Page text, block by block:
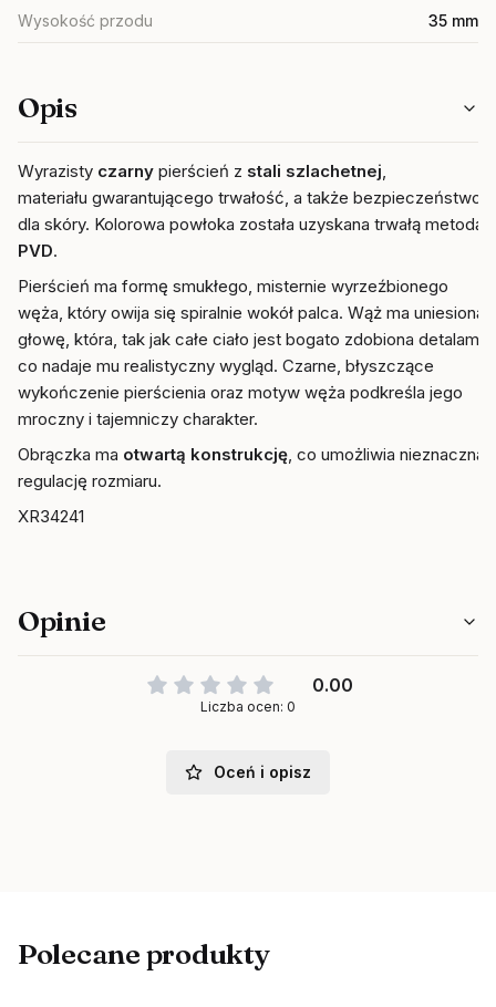
Wysokość przodu 35 mm
Opis
Wyrazisty czarny pierścień z stali szlachetnej,
materiału gwarantującego trwałość, a także bezpieczeństwo
dla skóry. Kolorowa powłoka została uzyskana trwałą metodą
PVD.
Pierścień ma formę smukłego, misternie wyrzeźbionego
węża, który owija się spiralnie wokół palca. Wąż ma uniesioną
głowę, która, tak jak całe ciało jest bogato zdobiona detalami,
co nadaje mu realistyczny wygląd. Czarne, błyszczące
wykończenie pierścienia oraz motyw węża podkreśla jego
mroczny i tajemniczy charakter.
Obrączka ma otwartą konstrukcję, co umożliwia nieznaczną
regulację rozmiaru.
XR34241
Opinie
0.00
Liczba ocen: 0
Oceń i opisz
Polecane produkty